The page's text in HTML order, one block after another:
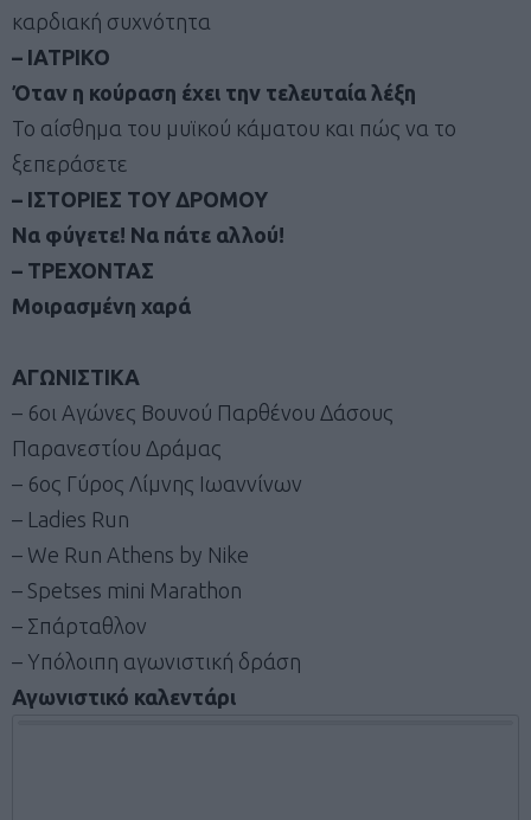
καρδιακή συχνότητα
– ΙΑΤΡΙΚΟ
Όταν η κούραση έχει την τελευταία λέξη
Το αίσθημα του μυϊκού κάματου και πώς να το
ξεπεράσετε
– ΙΣΤΟΡΙΕΣ ΤΟΥ ΔΡΟΜΟΥ
Να φύγετε! Να πάτε αλλού!
– ΤΡΕΧΟΝΤΑΣ
Μοιρασμένη χαρά
ΑΓΩΝΙΣΤΙΚΑ
– 6οι Αγώνες Βουνού Παρθένου Δάσους
Παρανεστίου Δράμας
– 6ος Γύρος Λίμνης Ιωαννίνων
– Ladies Run
– We Run Athens by Nike
– Spetses mini Marathon
– Σπάρταθλον
– Υπόλοιπη αγωνιστική δράση
Αγωνιστικό καλεντάρι